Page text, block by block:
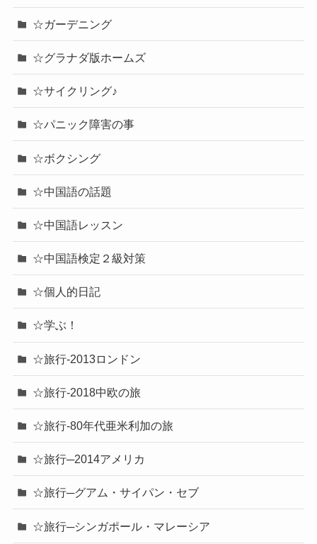
☆ガーデニング
☆グラナダ版ホームズ
☆サイクリング♪
☆パニック障害の事
☆ボクシング
☆中国語の話題
☆中国語レッスン
☆中国語検定２級対策
☆個人的日記
☆学ぶ！
☆旅行-2013ロンドン
☆旅行-2018中欧の旅
☆旅行-80年代亜米利加の旅
☆旅行─2014アメリカ
☆旅行─グアム・サイパン・セブ
☆旅行─シンガポール・マレーシア